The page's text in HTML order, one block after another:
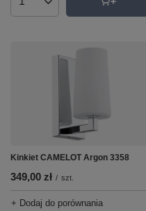
Ilość produktów
Kinkiet CAMELOT Argon 3358
349,00 zł / szt.
+ Dodaj do porównania